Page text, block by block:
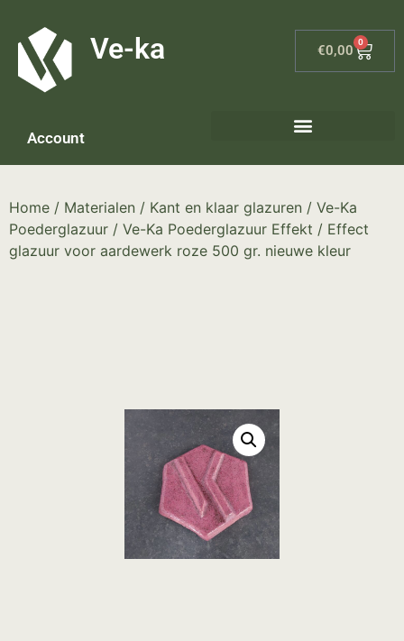
Ve-ka €0,00
0
Account
Home / Materialen / Kant en klaar glazuren / Ve-Ka
Poederglazuur / Ve-Ka Poederglazuur Effekt / Effect
glazuur voor aardewerk roze 500 gr. nieuwe kleur